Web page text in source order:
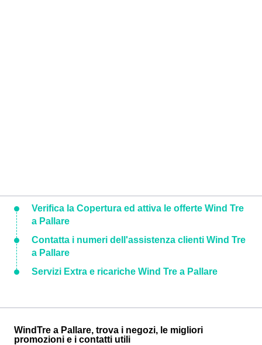
Verifica la Copertura ed attiva le offerte Wind Tre
a Pallare
Contatta i numeri dell'assistenza clienti Wind Tre
a Pallare
Servizi Extra e ricariche Wind Tre a Pallare
WindTre a Pallare, trova i negozi, le migliori
promozioni e i contatti utili